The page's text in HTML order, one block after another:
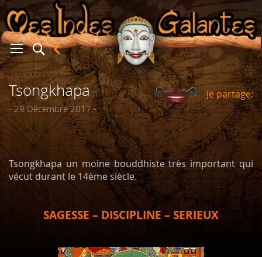
Tsongkhapa
- 29 Décembre 2017 -
Je partage:
Tsongkhapa un moine bouddhiste très important qui
vécut durant le 14ème siècle.
SAGESSE – DISCIPLINE – SERIEUX